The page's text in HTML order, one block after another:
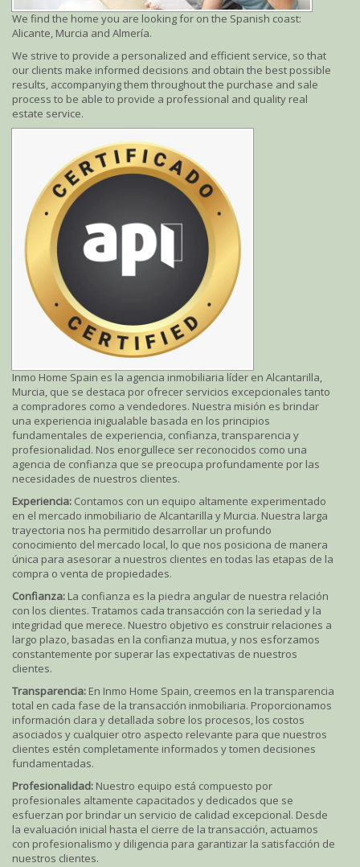
We find the home you are looking for on the Spanish coast:
Alicante, Murcia and Almería.
We strive to provide a personalized and efficient service, so that
our clients make informed decisions and obtain the best possible
results, accompanying them throughout the purchase and sale
process to be able to provide a professional and quality real
estate service.
Inmo Home Spain es la agencia inmobiliaria líder en Alcantarilla,
Murcia, que se destaca por ofrecer servicios excepcionales tanto
a compradores como a vendedores. Nuestra misión es brindar
una experiencia inigualable basada en los principios
fundamentales de experiencia, confianza, transparencia y
profesionalidad. Nos enorgullece ser reconocidos como una
agencia de confianza que se preocupa profundamente por las
necesidades de nuestros clientes.
Experiencia: Contamos con un equipo altamente experimentado
en el mercado inmobiliario de Alcantarilla y Murcia. Nuestra larga
trayectoria nos ha permitido desarrollar un profundo
conocimiento del mercado local, lo que nos posiciona de manera
única para asesorar a nuestros clientes en todas las etapas de la
compra o venta de propiedades.
Confianza: La confianza es la piedra angular de nuestra relación
con los clientes. Tratamos cada transacción con la seriedad y la
integridad que merece. Nuestro objetivo es construir relaciones a
largo plazo, basadas en la confianza mutua, y nos esforzamos
constantemente por superar las expectativas de nuestros
clientes.
Transparencia: En Inmo Home Spain, creemos en la transparencia
total en cada fase de la transacción inmobiliaria. Proporcionamos
información clara y detallada sobre los procesos, los costos
asociados y cualquier otro aspecto relevante para que nuestros
clientes estén completamente informados y tomen decisiones
fundamentadas.
Profesionalidad: Nuestro equipo está compuesto por
profesionales altamente capacitados y dedicados que se
esfuerzan por brindar un servicio de calidad excepcional. Desde
la evaluación inicial hasta el cierre de la transacción, actuamos
con profesionalismo y diligencia para garantizar la satisfacción de
nuestros clientes.